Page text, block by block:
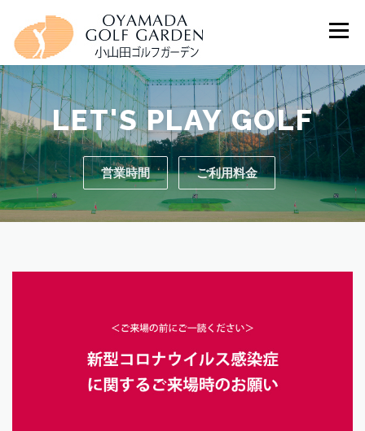
メニュー
ホーム 施設情報 ご利用料金
スクール 交通アクセス 個人情報保護方針
LET'SPLAYGOLF
営業時間 ご利用料金